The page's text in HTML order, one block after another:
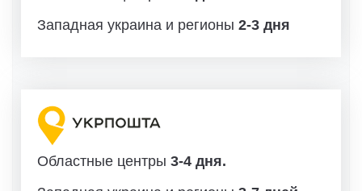
Западная украина и регионы 2-3 дня
Областные центры 3-4 дня.